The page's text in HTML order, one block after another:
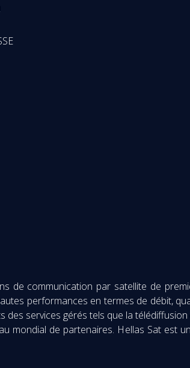
de communication par satellite de
performances en termes de débit,
des services gérés tels que la
mondial de partenaires. Hellas Sat est